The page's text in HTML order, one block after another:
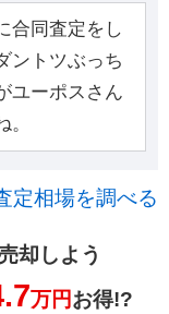
合同査定をし
ントツぶっち
ユーポスさん
定相場を調べる
却しよう
万円お得!?